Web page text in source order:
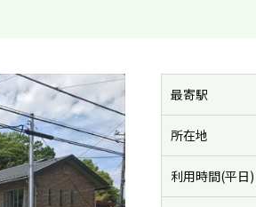
最寄駅
所在地
利用時間(平日)